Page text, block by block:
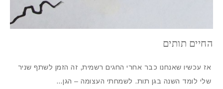
החיים תותים
אז עכשיו שאנחנו כבר אחרי החגים רשמית, זה הזמן לשתף שניר
שלי לומד השנה בגן תות. לשמחתי העצומה – הגן…